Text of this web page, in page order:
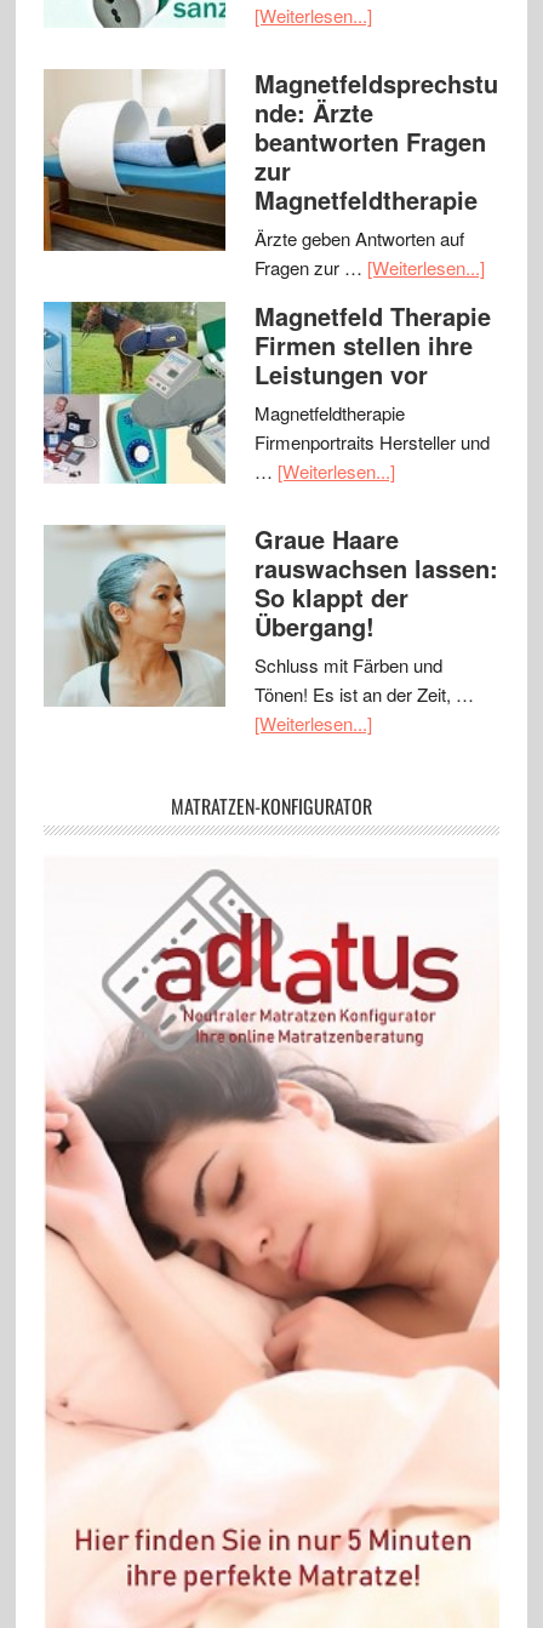
[Weiterlesen...]
Magnetfeldsprechstu
nde: Ärzte
beantworten Fragen
zur
Magnetfeldtherapie
Ärzte geben Antworten auf
Fragen zur … [Weiterlesen...]
Magnetfeld Therapie
Firmen stellen ihre
Leistungen vor
Magnetfeldtherapie
Firmenportraits Hersteller und
… [Weiterlesen...]
Graue Haare
rauswachsen lassen:
So klappt der
Übergang!
Schluss mit Färben und
Tönen! Es ist an der Zeit, …
[Weiterlesen...]
MATRATZEN-KONFIGURATOR